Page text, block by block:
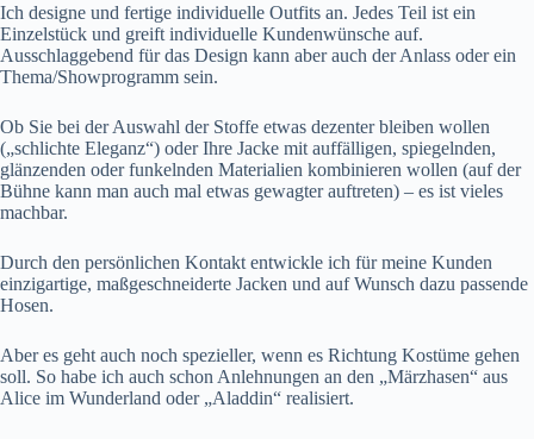
Ich designe und fertige individuelle Outfits an. Jedes Teil ist ein
Einzelstück und greift individuelle Kundenwünsche auf.
Ausschlaggebend für das Design kann aber auch der Anlass oder ein
Thema/Showprogramm sein.
Ob Sie bei der Auswahl der Stoffe etwas dezenter bleiben wollen
(„schlichte Eleganz“) oder Ihre Jacke mit auffälligen, spiegelnden,
glänzenden oder funkelnden Materialien kombinieren wollen (auf der
Bühne kann man auch mal etwas gewagter auftreten) – es ist vieles
machbar.
Durch den persönlichen Kontakt entwickle ich für meine Kunden
einzigartige, maßgeschneiderte Jacken und auf Wunsch dazu passende
Hosen.
Aber es geht auch noch spezieller, wenn es Richtung Kostüme gehen
soll. So habe ich auch schon Anlehnungen an den „Märzhasen“ aus
Alice im Wunderland oder „Aladdin“ realisiert.